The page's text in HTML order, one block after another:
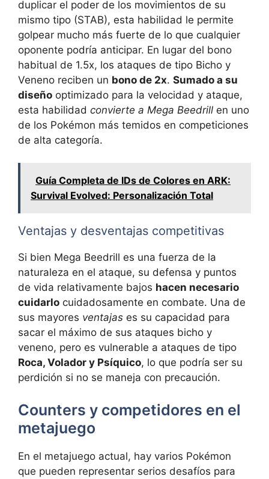
duplicar el poder de los movimientos de su
mismo tipo (STAB), esta habilidad le permite
golpear mucho más fuerte de lo que cualquier
oponente podría anticipar. En lugar del bono
habitual de 1.5x, los ataques de tipo Bicho y
Veneno reciben un bono de 2x. Sumado a su
diseño optimizado para la velocidad y ataque,
esta habilidad convierte a Mega Beedrill en uno
de los Pokémon más temidos en competiciones
de alta categoría.
Guía Completa de IDs de Colores en ARK:
Survival Evolved: Personalización Total
Ventajas y desventajas competitivas
Si bien Mega Beedrill es una fuerza de la
naturaleza en el ataque, su defensa y puntos
de vida relativamente bajos hacen necesario
cuidarlo cuidadosamente en combate. Una de
sus mayores ventajas es su capacidad para
sacar el máximo de sus ataques bicho y
veneno, pero es vulnerable a ataques de tipo
Roca, Volador y Psíquico, lo que podría ser su
perdición si no se maneja con precaución.
Counters y competidores en el
metajuego
En el metajuego actual, hay varios Pokémon
que pueden representar serios desafíos para